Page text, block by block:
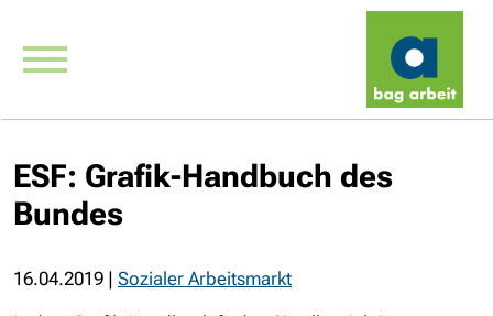
ESF: Grafik-Handbuch des
Bundes
16.04.2019 | Sozialer Arbeitsmarkt